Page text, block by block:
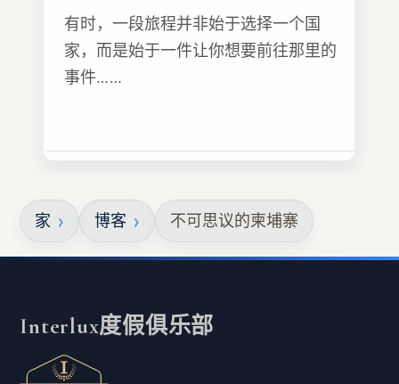
有时，一段旅程并非始于选择一个国
家，而是始于一件让你想要前往那里的
事件……
家 博客 不可思议的柬埔寨
Interlux度假俱乐部